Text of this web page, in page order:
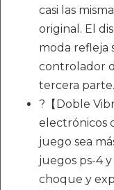
casi las
original. El
moda refleja
controlador
tercera parte.
?【Doble
electrónicos
juego sea
juegos ps-4
choque y